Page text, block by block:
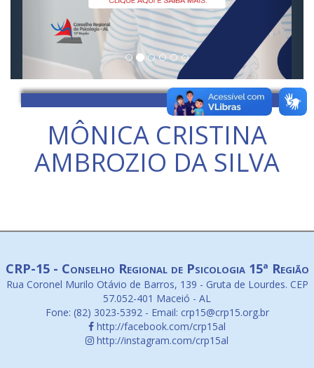
MÔNICA CRISTINA
AMBROZIO DA SILVA
CRP-15 - Conselho Regional de Psicologia 15ª Região
Rua Coronel Murilo Otávio de Barros, 139 - Gruta de Lourdes. CEP
57.052-401 Maceió - AL
Fone: (82) 3023-5392 - Email: crp15@crp15.org.br
http://facebook.com/crp15al
http://instagram.com/crp15al